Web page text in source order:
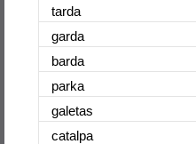
tarda
garda
barda
parka
galetas
catalpa